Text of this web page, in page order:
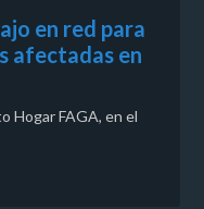
en red para
afectadas en
Hogar FAGA, en el